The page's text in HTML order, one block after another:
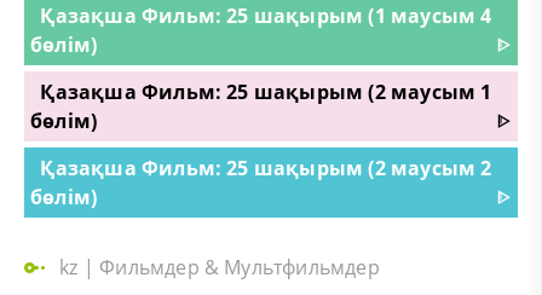
Қазақша Фильм: 25 шақырым (1 маусым 4
бөлім)
ᐈ
Қазақша Фильм: 25 шақырым (2 маусым 1
бөлім)
ᐈ
Қазақша Фильм: 25 шақырым (2 маусым 2
бөлім)
ᐈ
kz | Фильмдер & Мультфильмдер